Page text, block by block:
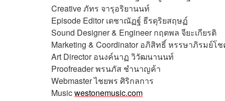
Creativeภัทร จารุอริยานนท์
Episode Editor เดชาณัฏฐ์ ธีรดุริยสฤษฏ์
Sound Designer & Engineerกฤตพล จียะเกียรติ
Marketing & Coordinatorอภิสิทธิ์​ หรรษาภิรมย์โ
Art Director อนงค์นาฏ วิวัฒนานนท์
Proofreaderพรนภัส ชำนาญค้า
Webmasterไชยพร ศิริกลการ
Musicwestonemusic.com